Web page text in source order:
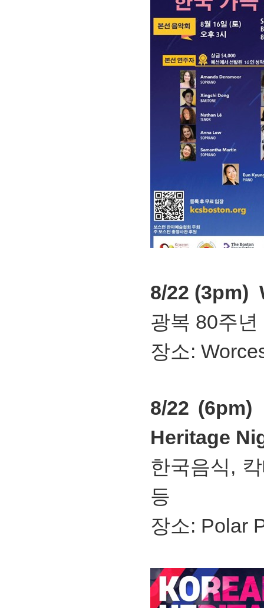
8/22 (3pm)
광복 80주년
장소:
8/22
Heritage
한국음식,
등
장소: Polar